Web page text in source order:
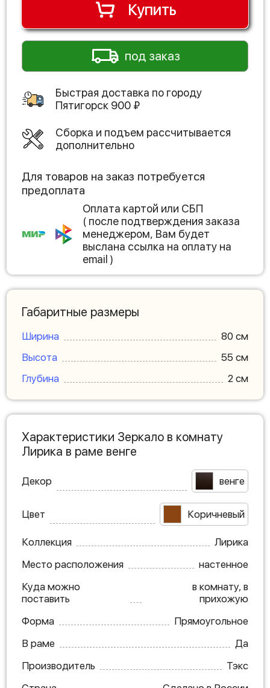
Купить
под заказ
Быстрая доставка по городу
Пятигорск 900 ₽
Сборка и подъем рассчитывается
дополнительно
Для товаров на заказ потребуется
предоплата
Оплата картой или СБП
( после подтверждения заказа
менеджером, Вам будет
выслана ссылка на оплату на
email )
Габаритные размеры
Ширина
80 см
Высота
55 см
Глубина
2 см
Характеристики Зеркало в комнату
Лирика в раме венге
Декор венге
Цвет Коричневый
Коллекция
Лирика
Место расположения
настенное
Куда можно
поставить
в комнату, в
прихожую
Форма
Прямоугольное
В раме
Да
Производитель
Тэкс